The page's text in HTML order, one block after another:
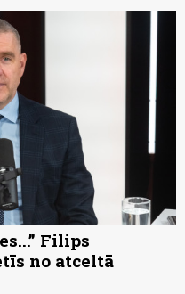
Filips
no atceltā